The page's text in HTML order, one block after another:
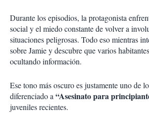
Durante los episodios, la protagonista
social y el miedo constante de volver a
situaciones peligrosas. Todo eso mientras
sobre Jamie y descubre que varios
ocultando información.
Ese tono más oscuro es justamente uno de
diferenciado a“Asesinato para
juveniles recientes.